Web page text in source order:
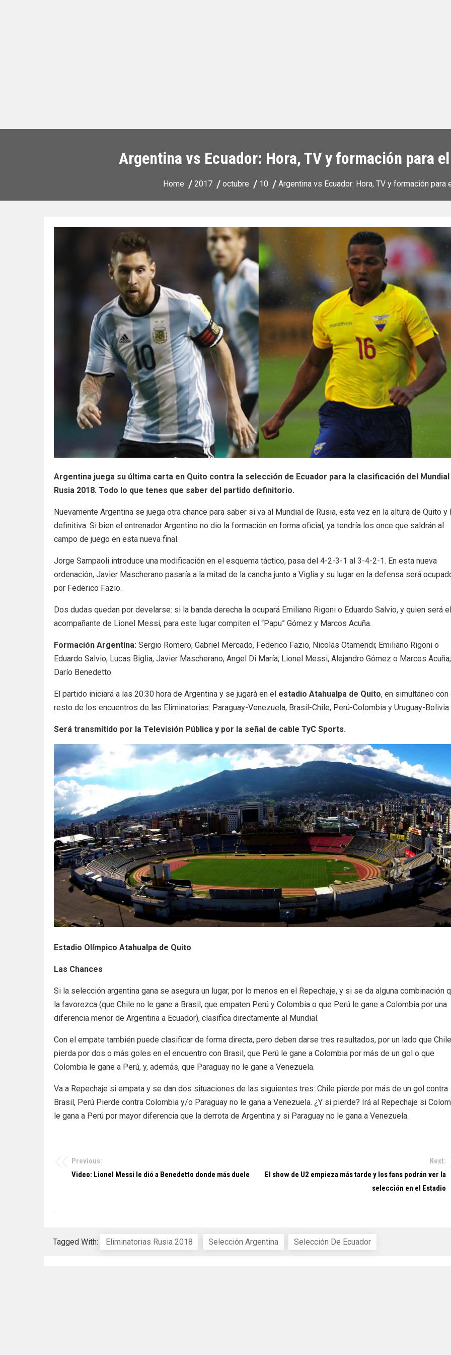
Argentina vs Ecuador: Hora, TV y formación para
Home 2017 octubre 10 Argentina vs Ecuador: Hora, TV y formación
Argentina juega su última carta en Quito contra la selección de Ecuador para la clasificación del Mundial
Rusia 2018. Todo lo que tenes que saber del partido definitorio.
Nuevamente Argentina se juega otra chance para saber si va al Mundial de Rusia, esta vez en la altura de Quito y
definitiva. Si bien el entrenador Argentino no dio la formación en forma oficial, ya tendría los once que saldrán al
campo de juego en esta nueva final.
Jorge Sampaoli introduce una modificación en el esquema táctico, pasa del 4-2-3-1 al 3-4-2-1. En esta nueva
ordenación, Javier Mascherano pasaría a la mitad de la cancha junto a Viglia y su lugar en la defensa será
por Federico Fazio.
Dos dudas quedan por develarse: si la banda derecha la ocupará Emiliano Rigoni o Eduardo Salvio, y quien será el
acompañante de Lionel Messi, para este lugar compiten el “Papu” Gómez y Marcos Acuña.
Formación Argentina: Sergio Romero; Gabriel Mercado, Federico Fazio, Nicolás Otamendi; Emiliano Rigoni o
Eduardo Salvio, Lucas Biglia, Javier Mascherano, Angel Di María; Lionel Messi, Alejandro Gómez o Marcos
Darío Benedetto.
El partido iniciará a las 20:30 hora de Argentina y se jugará en el estadio Atahualpa de Quito, en simultáneo con
resto de los encuentros de las Eliminatorias: Paraguay-Venezuela, Brasil-Chile, Perú-Colombia y Uruguay-Bolivia
Será transmitido por la Televisión Pública y por la señal de cable TyC Sports.
Estadio Olímpico Atahualpa de Quito
Las Chances
Si la selección argentina gana se asegura un lugar, por lo menos en el Repechaje, y si se da alguna combinación
la favorezca (que Chile no le gane a Brasil, que empaten Perú y Colombia o que Perú le gane a Colombia por una
diferencia menor de Argentina a Ecuador), clasifica directamente al Mundial.
Con el empate también puede clasificar de forma directa, pero deben darse tres resultados, por un lado que Chile
pierda por dos o más goles en el encuentro con Brasil, que Perú le gane a Colombia por más de un gol o que
Colombia le gane a Perú, y, además, que Paraguay no le gane a Venezuela.
Va a Repechaje si empata y se dan dos situaciones de las siguientes tres: Chile pierde por más de un gol contra
Brasil, Perú Pierde contra Colombia y/o Paraguay no le gana a Venezuela. ¿Y si pierde? Irá al Repechaje si
le gana a Perú por mayor diferencia que la derrota de Argentina y si Paraguay no le gana a Venezuela.
Navegación
Previous:
Video: Lionel Messi le dió a Benedetto donde más duele
Next:
El show de U2 empieza más tarde y los fans podrán ver la
selección en el Estadio
Tagged With: Eliminatorias Rusia 2018 Selección Argentina Selección De Ecuador